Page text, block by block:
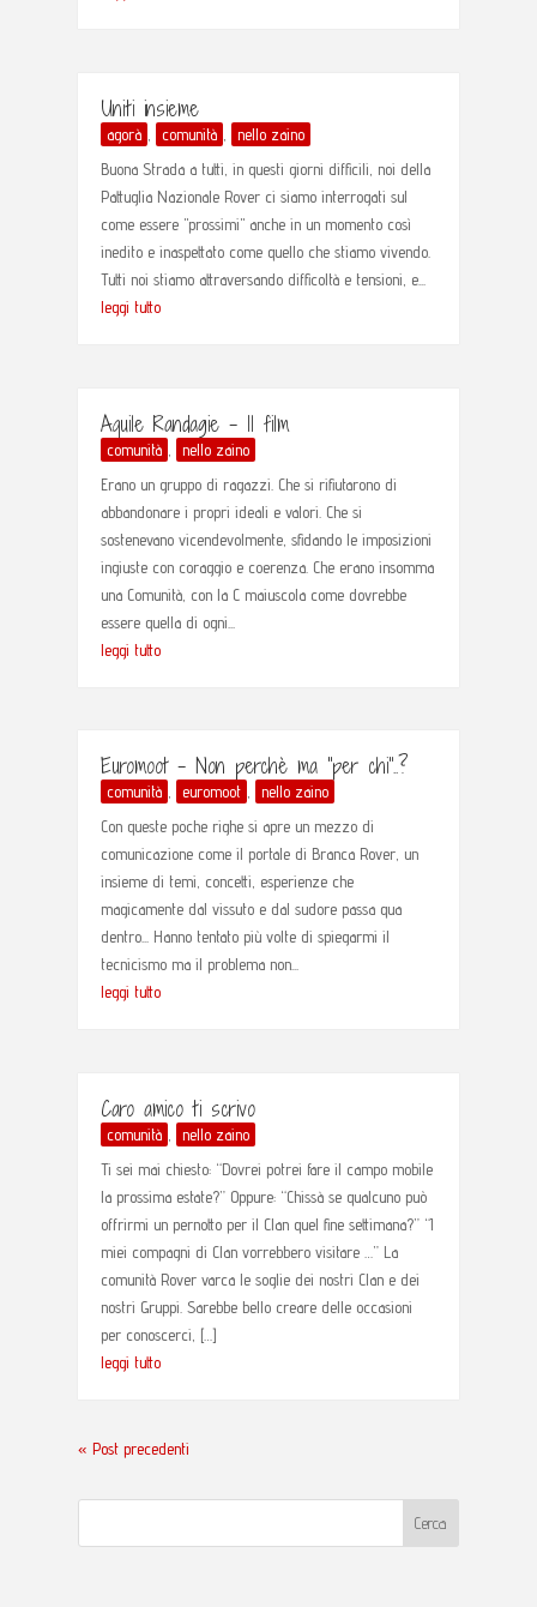
Uniti insieme
agorà comunità
nello zaino
Buona Strada a tutti, in questi giorni difficili, noi della
Pattuglia Nazionale Rover ci siamo interrogati sul
come essere "prossimi" anche in un momento così
inedito e inaspettato come quello che stiamo vivendo.
Tutti noi stiamo attraversando difficoltà e tensioni, e...
leggi tutto
Aquile Randagie – Il film
comunità
nello zaino
Erano un gruppo di ragazzi. Che si rifiutarono di
abbandonare i propri ideali e valori. Che si
sostenevano vicendevolmente, sfidando le imposizioni
ingiuste con coraggio e coerenza. Che erano insomma
una Comunità, con la C maiuscola come dovrebbe
essere quella di ogni...
leggi tutto
Euromoot – Non perchè ma “per chi”..?
comunità , euromoot ,
nello zaino
Con queste poche righe si apre un mezzo di
comunicazione come il portale di Branca Rover, un
insieme di temi, concetti, esperienze che
magicamente dal vissuto e dal sudore passa qua
dentro... Hanno tentato più volte di spiegarmi il
tecnicismo ma il problema non...
leggi tutto
Caro amico ti scrivo
comunità
nello zaino
Ti sei mai chiesto: “Dovrei potrei fare il campo mobile
la prossima estate?” Oppure: “Chissà se qualcuno può
offrirmi un pernotto per il Clan quel fine settimana?” “I
miei compagni di Clan vorrebbero visitare …” La
comunità Rover varca le soglie dei nostri Clan e dei
nostri Gruppi. Sarebbe bello creare delle occasioni
per conoscerci, […]
leggi tutto
« Post precedenti